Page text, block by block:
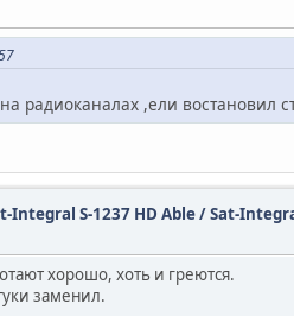
радиоканалах ,ели востановил
S-1237 HD Able / Sat-
хорошо, хоть и греются.
заменил.